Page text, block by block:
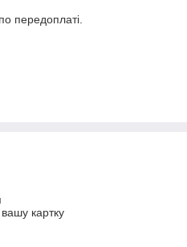
передоплаті.
картку